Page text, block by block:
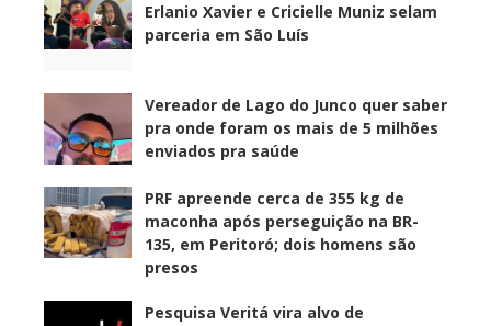
Erlanio Xavier e Cricielle Muniz selam
parceria em São Luís
Vereador de Lago do Junco quer saber
pra onde foram os mais de 5 milhões
enviados pra saúde
PRF apreende cerca de 355 kg de
maconha após perseguição na BR-
135, em Peritoró; dois homens são
presos
Pesquisa Veritá vira alvo de